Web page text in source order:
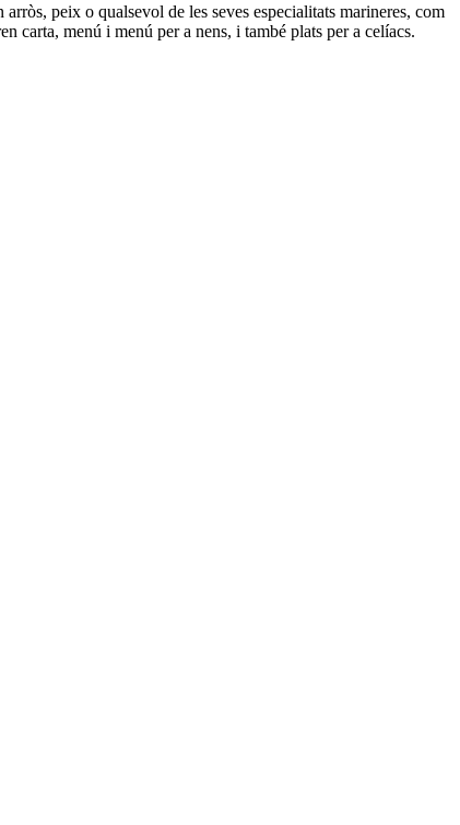
peix o qualsevol de les seves especialitats marineres, com
carta, menú i menú per a nens, i també plats per a celíacs.